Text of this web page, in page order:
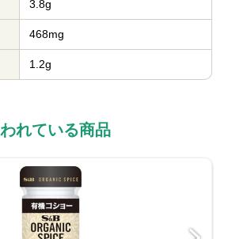
3.8g
468mg
1.2g
れている商品